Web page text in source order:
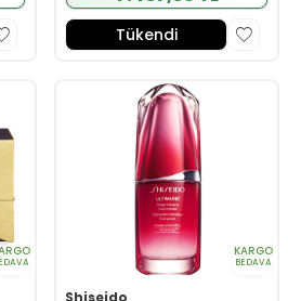
Tükendi
KARGO
BEDAVA
Shiseido